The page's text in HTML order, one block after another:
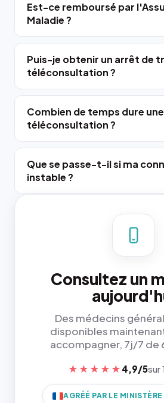
Est-ce remboursé par
Maladie ?
Puis-je obtenir un arrêt de
téléconsultation ?
Combien de temps dure une
téléconsultation ?
Que se passe-t-il si ma
instable ?
Consultez un
Des médecins
disponibles
accompagner, 7j/7 de
★★★★★ 4,9/5sur
AGRÉÉ PAR LE